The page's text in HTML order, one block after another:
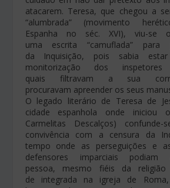
atacarem. Teresa, que chegou a
“alumbrada” (movimento
Espanha no séc. XVI), viu-se
uma escrita “camuflada”
da Inquisição, pois sabia
monitorização dos
quais filtravam a sua
procuravam apreender os seus
O legado literário de Teresa de
cidade espanhola onde iniciou
Carmelitas Descalços)
convivência com a censura da
tempo onde as perseguições e
defensores imparciais podiam
pessoa, mesmo fiéis da religião
de integrada na igreja de